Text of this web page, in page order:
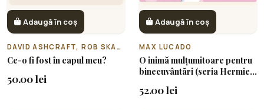
Adaugă în coș
DAVID ASHCRAFT, ROB SKACEL
Ce-o fi fost în capul meu?
50.00 lei
Adaugă în coș
MAX LUCADO
O inimă mulțumitoare pentru
binecuvântări (seria Hermie
52.00 lei